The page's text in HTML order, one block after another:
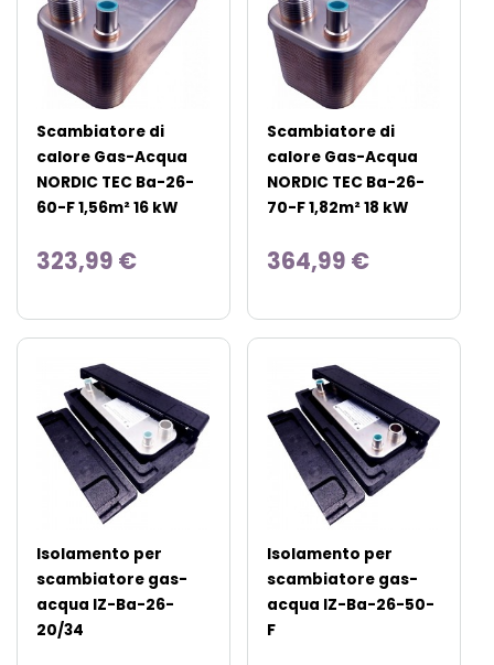
Scambiatore di
calore Gas-Acqua
NORDIC TEC Ba-26-
60-F 1,56m² 16 kW
323,99 €
Scambiatore di
calore Gas-Acqua
NORDIC TEC Ba-26-
70-F 1,82m² 18 kW
364,99 €
Isolamento per
scambiatore gas-
acqua IZ-Ba-26-
20/34
Isolamento per
scambiatore gas-
acqua IZ-Ba-26-50-
F